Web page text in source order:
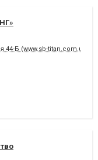
44-Б (www.sb-titan.com.ua)